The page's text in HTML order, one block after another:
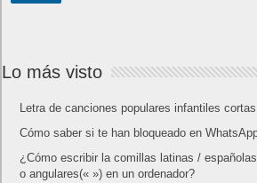
Lo más visto
Letra de canciones populares infantiles cortas
Cómo saber si te han bloqueado en
¿Cómo escribir la comillas latinas / españolas
o angulares(« ») en un ordenador?